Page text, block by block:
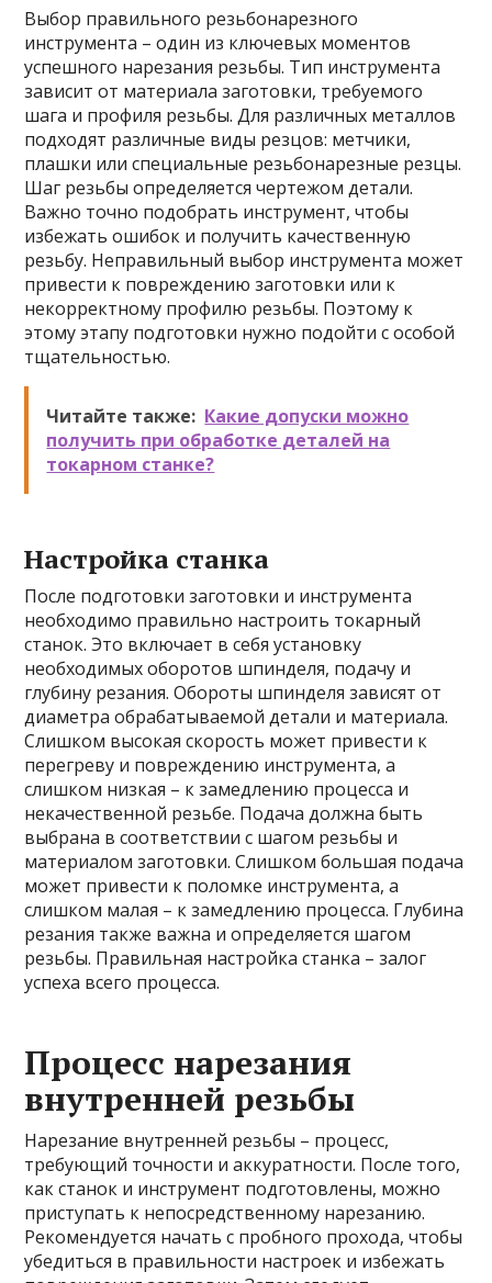
Выбор правильного резьбонарезного
инструмента – один из ключевых моментов
успешного нарезания резьбы. Тип инструмента
зависит от материала заготовки, требуемого
шага и профиля резьбы. Для различных металлов
подходят различные виды резцов: метчики,
плашки или специальные резьбонарезные резцы.
Шаг резьбы определяется чертежом детали.
Важно точно подобрать инструмент, чтобы
избежать ошибок и получить качественную
резьбу. Неправильный выбор инструмента может
привести к повреждению заготовки или к
некорректному профилю резьбы. Поэтому к
этому этапу подготовки нужно подойти с особой
тщательностью.
Читайте также: Какие допуски можно
получить при обработке деталей на
токарном станке?
Настройка станка
После подготовки заготовки и инструмента
необходимо правильно настроить токарный
станок. Это включает в себя установку
необходимых оборотов шпинделя, подачу и
глубину резания. Обороты шпинделя зависят от
диаметра обрабатываемой детали и материала.
Слишком высокая скорость может привести к
перегреву и повреждению инструмента, а
слишком низкая – к замедлению процесса и
некачественной резьбе. Подача должна быть
выбрана в соответствии с шагом резьбы и
материалом заготовки. Слишком большая подача
может привести к поломке инструмента, а
слишком малая – к замедлению процесса. Глубина
резания также важна и определяется шагом
резьбы. Правильная настройка станка – залог
успеха всего процесса.
Процесс нарезания
внутренней резьбы
Нарезание внутренней резьбы – процесс,
требующий точности и аккуратности. После того,
как станок и инструмент подготовлены, можно
приступать к непосредственному нарезанию.
Рекомендуется начать с пробного прохода, чтобы
убедиться в правильности настроек и избежать